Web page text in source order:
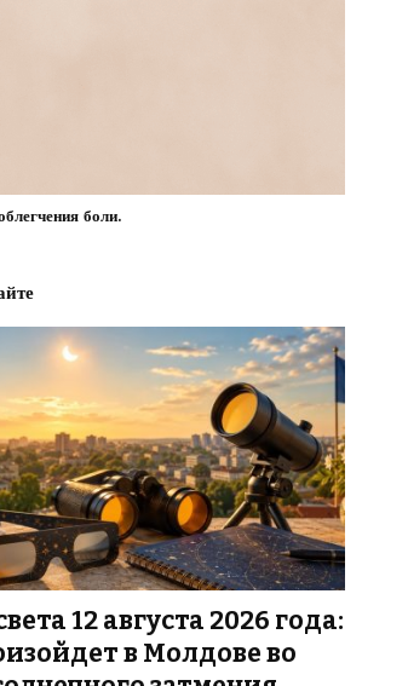
боли.
12 августа 2026 года:
в Молдове во